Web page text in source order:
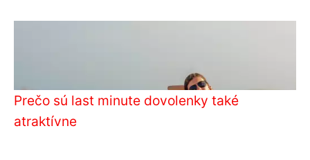
Prečo sú last minute dovolenky také
atraktívne